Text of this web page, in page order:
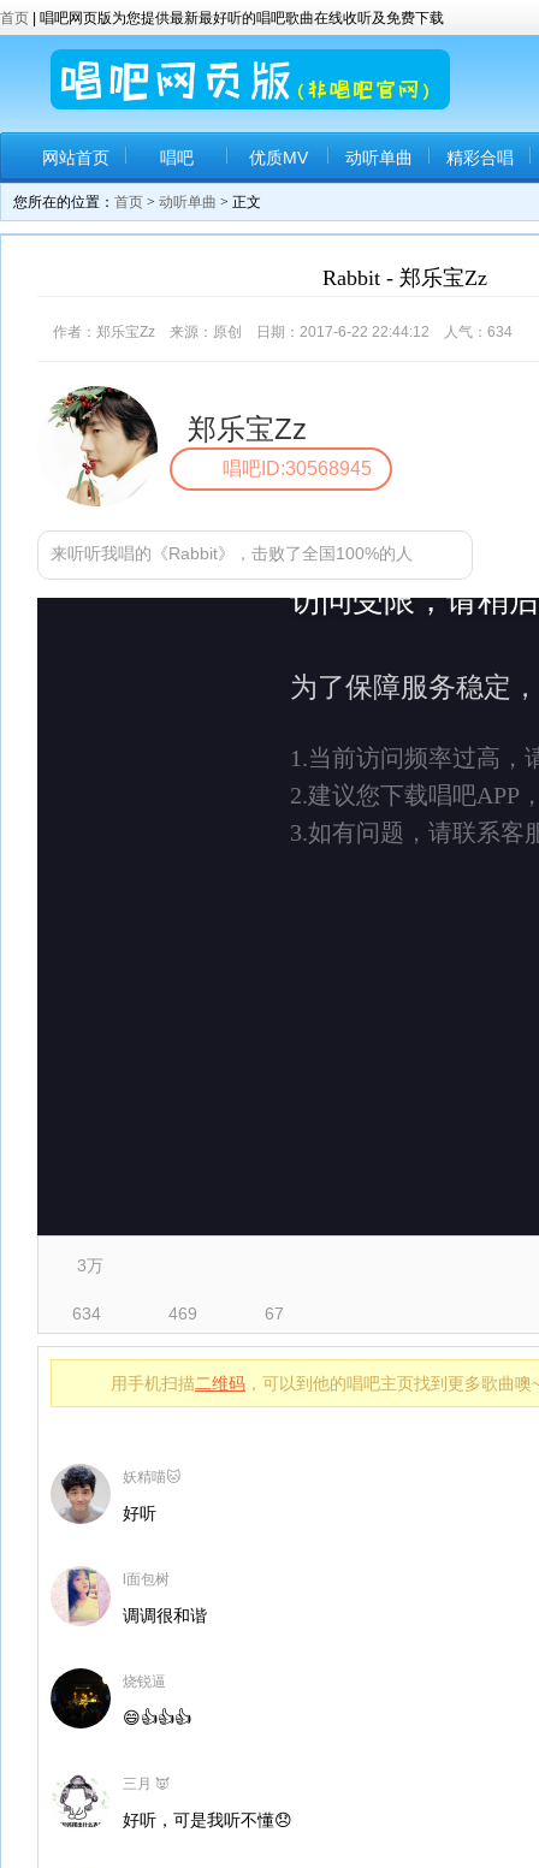
首页 | 唱吧网页版为您提供最新最好听的唱吧歌曲在线收听及免费下载
网站首页 唱吧 优质MV 动听单曲 精彩合唱
您所在的位置： 首页 > 动听单曲 > 正文
Rabbit - 郑乐宝Zz
作者：郑乐宝Zz 来源：原创 日期：2017-6-22 22:44:12 人气： 634评
郑乐宝Zz
唱吧ID:30568945
来听听我唱的《Rabbit》，击败了全国100%的人
3万
634 469 67
用手机扫描二维码 ，可以到他的唱吧主页找到更多歌曲噢
妖精喵🐱
好听
l面包树
调调很和谐
烧锐逼
😄👍👍👍
三月 👿
好听，可是我听不懂😞